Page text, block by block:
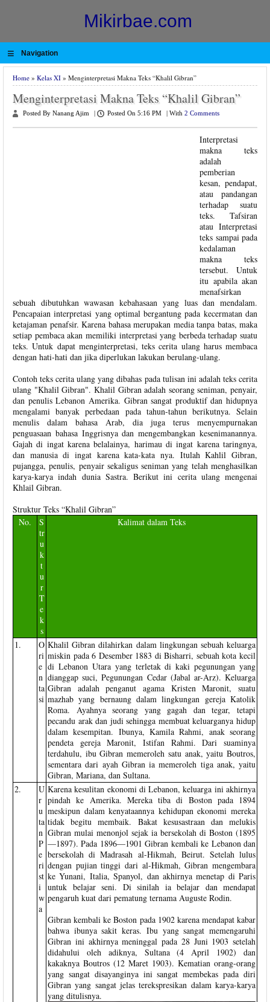
Mikirbae.com
≡ Navigation
Home » Kelas XI » Menginterpretasi Makna Teks “Khalil Gibran”
Menginterpretasi Makna Teks “Khalil Gibran”
Posted By Nanang Ajim Posted On 5:16 PM With 2 Comments
Interpretasi
makna teks
adalah
pemberian
kesan, pendapat,
atau pandangan
terhadap suatu
teks. Tafsiran
atau Interpretasi
teks sampai pada
kedalaman
makna teks
tersebut. Untuk
itu apabila akan
menafsirkan
sebuah dibutuhkan wawasan kebahasaan yang luas dan mendalam.
Pencapaian interpretasi yang optimal bergantung pada kecermatan dan
ketajaman penafsir. Karena bahasa merupakan media tanpa batas, maka
setiap pembaca akan memiliki interpretasi yang berbeda terhadap suatu
teks. Untuk dapat menginterpretasi, teks cerita ulang harus membaca
dengan hati-hati dan jika diperlukan lakukan berulang-ulang.
Contoh teks cerita ulang yang dibahas pada tulisan ini adalah teks cerita
ulang "Khalil Gibran". Khalil Gibran adalah seorang seniman, penyair,
dan penulis Lebanon Amerika. Gibran sangat produktif dan hidupnya
mengalami banyak perbedaan pada tahun-tahun berikutnya. Selain
menulis dalam bahasa Arab, dia juga terus menyempurnakan
penguasaan bahasa Inggrisnya dan mengembangkan kesenimanannya.
Gajah di ingat karena belalainya, harimau di ingat karena taringnya,
dan manusia di ingat karena kata-kata nya. Itulah Kahlil Gibran,
pujangga, penulis, penyair sekaligus seniman yang telah menghasilkan
karya-karya indah dunia Sastra. Berikut ini cerita ulang mengenai
Khlail Gibran.
Struktur Teks “Khalil Gibran”
No.
S
tr
u
k
t
u
r
T
e
k
s
Kalimat dalam Teks
1.
O
ri
e
n
ta
si
Khalil Gibran dilahirkan dalam lingkungan sebuah keluarga
miskin pada 6 Desember 1883 di Bisharri, sebuah kota kecil
di Lebanon Utara yang terletak di kaki pegunungan yang
dianggap suci, Pegunungan Cedar (Jabal ar-Arz). Keluarga
Gibran adalah penganut agama Kristen Maronit, suatu
mazhab yang bernaung dalam lingkungan gereja Katolik
Roma. Ayahnya seorang yang gagah dan tegar, tetapi
pecandu arak dan judi sehingga membuat keluarganya hidup
dalam kesempitan. Ibunya, Kamila Rahmi, anak seorang
pendeta gereja Maronit, Istifan Rahmi. Dari suaminya
terdahulu, ibu Gibran memeroleh satu anak, yaitu Boutros,
sementara dari ayah Gibran ia memeroleh tiga anak, yaitu
Gibran, Mariana, dan Sultana.
2.
U
r
u
ta
n
P
e
ri
st
i
w
a
Karena kesulitan ekonomi di Lebanon, keluarga ini akhirnya
pindah ke Amerika. Mereka tiba di Boston pada 1894
meskipun dalam kenyataannya kehidupan ekonomi mereka
tidak begitu membaik. Bakat kesusastraan dan melukis
Gibran mulai menonjol sejak ia bersekolah di Boston (1895
—1897). Pada 1896—1901 Gibran kembali ke Lebanon dan
bersekolah di Madrasah al-Hikmah, Beirut. Setelah lulus
dengan pujian tinggi dari al-Hikmah, Gibran mengembara
ke Yunani, Italia, Spanyol, dan akhirnya menetap di Paris
untuk belajar seni. Di sinilah ia belajar dan mendapat
pengaruh kuat dari pematung ternama Auguste Rodin.
Gibran kembali ke Boston pada 1902 karena mendapat kabar
bahwa ibunya sakit keras. Ibu yang sangat memengaruhi
Gibran ini akhirnya meninggal pada 28 Juni 1903 setelah
didahului oleh adiknya, Sultana (4 April 1902) dan
kakaknya Boutros (12 Maret 1903). Kematian orang-orang
yang sangat disayanginya ini sangat membekas pada diri
Gibran yang sangat jelas terekspresikan dalam karya-karya
yang ditulisnya.